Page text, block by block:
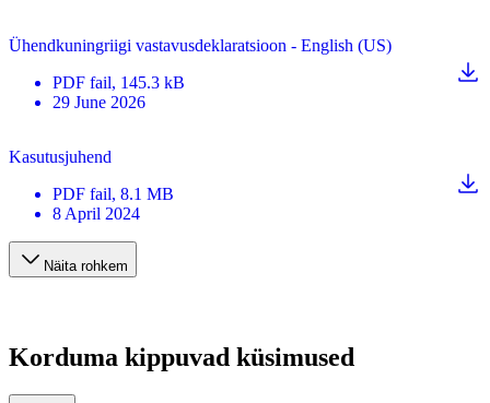
Ühendkuningriigi vastavusdeklaratsioon - English (US)
PDF fail, 145.3 kB
29 June 2026
Kasutusjuhend
PDF fail, 8.1 MB
8 April 2024
Näita rohkem
Korduma kippuvad küsimused